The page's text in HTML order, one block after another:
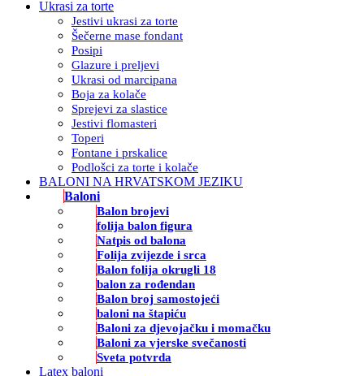
Ukrasi za torte
Jestivi ukrasi za torte
Šečerne mase fondant
Posipi
Glazure i preljevi
Ukrasi od marcipana
Boja za kolače
Sprejevi za slastice
Jestivi flomasteri
Toperi
Fontane i prskalice
Podlošci za torte i kolače
BALONI NA HRVATSKOM JEZIKU
Baloni
Balon brojevi
folija balon figura
Natpis od balona
Folija zvijezde i srca
Balon folija okrugli 18
balon za rođendan
Balon broj samostojeći
baloni na štapiću
Baloni za djevojačku i momačku
Baloni za vjerske svečanosti
Sveta potvrda
Latex baloni